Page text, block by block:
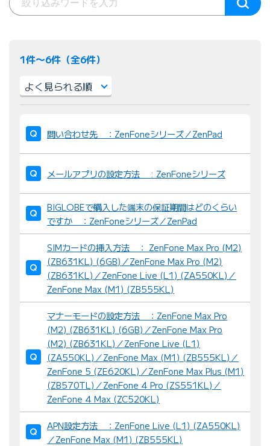
1件〜6件（全6件）
び
替
え
：
問い合わせ先 ：ZenFoneシリーズ／ZenPad
メールアプリの設定方法 : ZenFoneシリーズ
BIGLOBEで購入した端末の保証期間はどのくらい
ですか ：ZenFoneシリーズ／ZenPad
SIMカードの挿入方法 ： ZenFone Max Pro (M2)
(ZB631KL) (6GB)／ZenFone Max Pro (M2)
(ZB631KL)／ZenFone Live (L1) (ZA550KL)／
ZenFone Max (M1) (ZB555KL)
マナーモードの設定方法 ：ZenFone Max Pro
(M2) (ZB631KL) (6GB)／ZenFone Max Pro
(M2) (ZB631KL)／ZenFone Live (L1)
(ZA550KL)／ZenFone Max (M1) (ZB555KL)／
ZenFone 5 (ZE620KL)／ZenFone Max Plus (M1)
(ZB570TL)／ZenFone 4 Pro (ZS551KL)／
ZenFone 4 Max (ZC520KL)
APN設定方法 ：ZenFone Live (L1) (ZA550KL)
／ZenFone Max (M1) (ZB555KL)